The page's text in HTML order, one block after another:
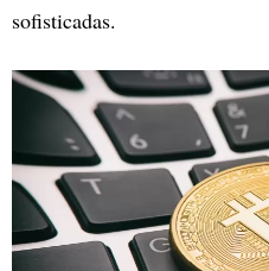
sofisticadas.